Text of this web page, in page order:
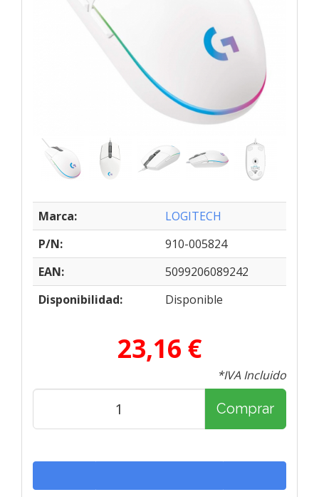
Marca:
LOGITECH
P/N:
910-005824
EAN:
5099206089242
Disponibilidad:
Disponible
23,16 €
*IVA Incluido
Comprar